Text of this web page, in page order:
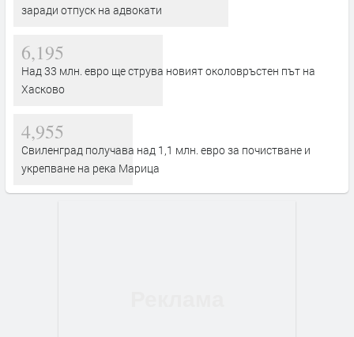
заради отпуск на адвокати
6,195
Над 33 млн. евро ще струва новият околовръстен път на
Хасково
4,955
Свиленград получава над 1,1 млн. евро за почистване и
укрепване на река Марица